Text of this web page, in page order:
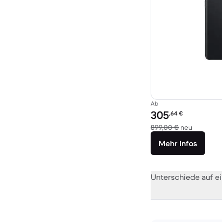
Ab
Preis des erneuerten
305,64 €
899,00 € neu
Mehr Infos
Unterschiede auf